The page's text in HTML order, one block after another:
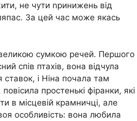
не чути nринижень від
За цей час може якась
сумкою речей. Першого
спів птахів, вона відчула
і Ніна почала там
простенькі фіранки, які
в місцевій крамничці, але
особливість: вона любила